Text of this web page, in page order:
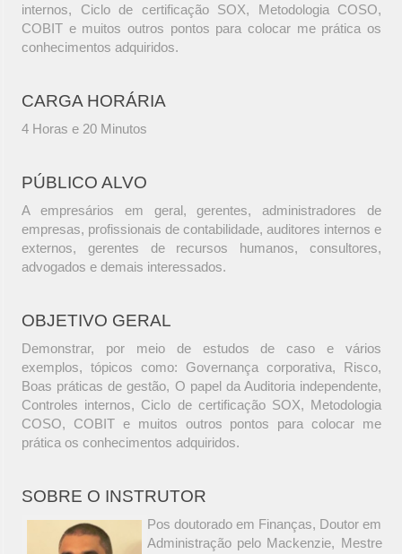
internos, Ciclo de certificação SOX, Metodologia COSO,
COBIT e muitos outros pontos para colocar me prática os
conhecimentos adquiridos.
CARGA HORÁRIA
4 Horas e 20 Minutos
PÚBLICO ALVO
A empresários em geral, gerentes, administradores de
empresas, profissionais de contabilidade, auditores internos e
externos, gerentes de recursos humanos, consultores,
advogados e demais interessados.
OBJETIVO GERAL
Demonstrar, por meio de estudos de caso e vários
exemplos, tópicos como: Governança corporativa, Risco,
Boas práticas de gestão, O papel da Auditoria independente,
Controles internos, Ciclo de certificação SOX, Metodologia
COSO, COBIT e muitos outros pontos para colocar me
prática os conhecimentos adquiridos.
SOBRE O INSTRUTOR
Pos doutorado em Finanças, Doutor em
Administração pelo Mackenzie, Mestre